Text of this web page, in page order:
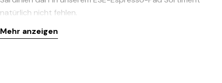
natürlich nicht fehlen.
Mehr anzeigen